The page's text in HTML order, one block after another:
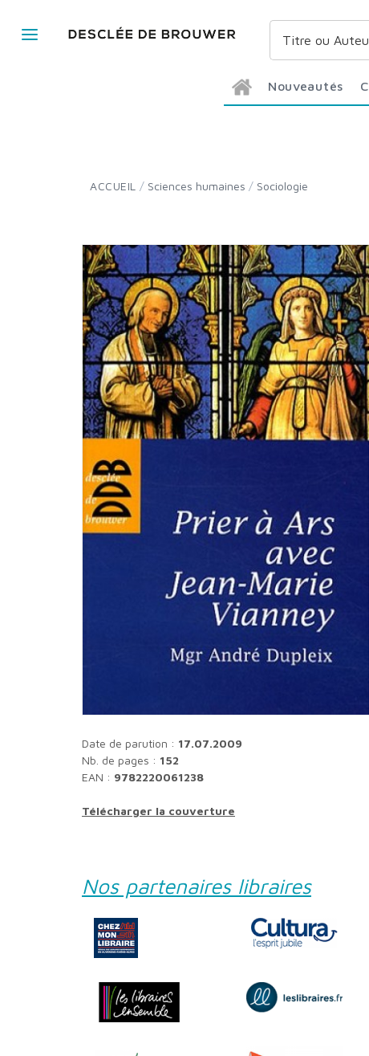
Nouveautés
ACCUEIL / Sciences humaines / Sociologie
Date de parution : 17.07.2009
Nb. de pages : 152
EAN : 9782220061238
Télécharger la couverture
Nos partenaires libraires